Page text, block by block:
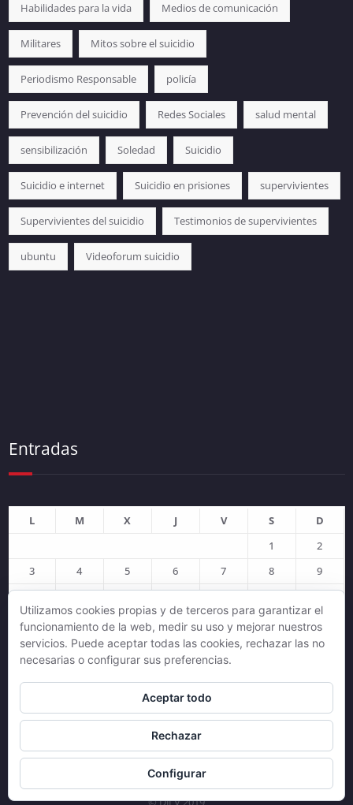
Habilidades para la vida Medios de comunicación
Militares Mitos sobre el suicidio
Periodismo Responsable policía
Prevención del suicidio Redes Sociales salud mental
sensibilización Soledad Suicidio
Suicidio e internet Suicidio en prisiones supervivientes
Supervivientes del suicidio Testimonios de supervivientes
ubuntu Videoforum suicidio
Entradas
agosto 2026
L M X J V S
D
1
2
3
4 5 6 7 8
9
17
18 19 20 21 22
23
24
25 26 27 28 29
30
Utilizamos cookies propias y de terceros para garantizar el
funcionamiento de la web, medir su uso y mejorar nuestros
servicios. Puede aceptar todas las cookies, rechazar las no
necesarias o configurar sus preferencias.
Aceptar todo
Rechazar
Configurar